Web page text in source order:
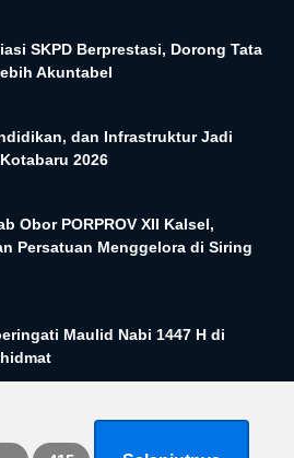
SKPD Berprestasi, Dorong Tata
Akuntabel
dan Infrastruktur Jadi
2026
Obor PORPROV XII Kalsel,
Persatuan Menggelora di Siring
Maulid Nabi 1447 H di